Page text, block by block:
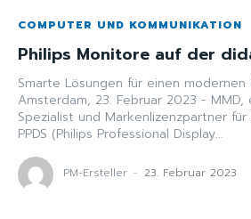
COMPUTER UND KOMMUNIKATION
Philips Monitore auf der
Smarte Lösungen für einen
Amsterdam, 23. Februar 2023 - MMD,
Spezialist und Markenlizenzpartner
PPDS (Philips Professional Display...
PM-Ersteller - 23. Februar 2023